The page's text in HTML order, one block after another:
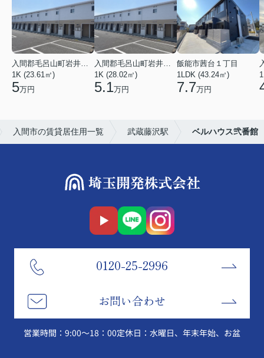
1K (23.61㎡)
5万円
1K (28.02㎡)
5.1万円
飯能市茜台１丁目
1LDK (43.24㎡)
7.7万円
入間市の賃貸居住用一覧 武蔵藤沢駅 ベルハウス弐番館
0120-25-2996
お問い合わせ
営業時間：9:00～18：00定休日：水曜日、年末年始、お盆